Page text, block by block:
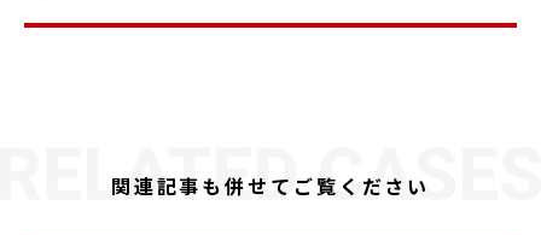
関連記事も併せてご覧ください